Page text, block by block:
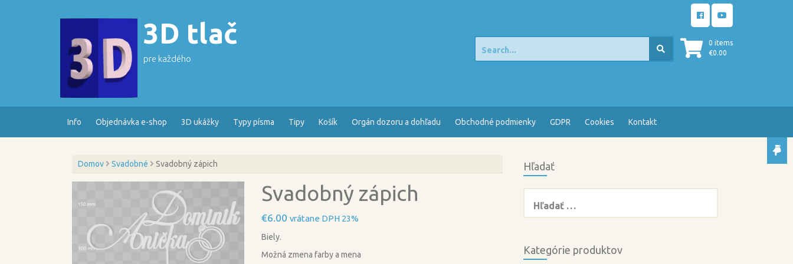
3D tlač
pre každého
0 items
€0.00
for:
Info Objednávka e-shop 3D ukážky Typy písma Tipy Košík Orgán dozoru a dohľadu Obchodné podmienky GDPR Cookies Kontakt
Domov Svadobné Svadobný zápich
Svadobný zápich
€6.00 vrátane DPH 23%
Biely.
Možná zmena farby a mena
Hľadať
Kategórie produktov